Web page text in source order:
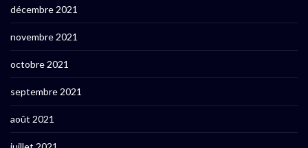
décembre 2021
novembre 2021
octobre 2021
septembre 2021
août 2021